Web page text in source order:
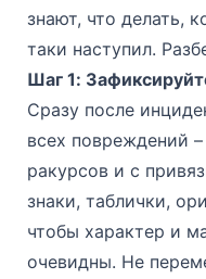
знают, что делать,
таки наступил.
Шаг 1:
Сразу после
всех повреждений
ракурсов и с
знаки, таблички,
чтобы характер и
очевидны. Не